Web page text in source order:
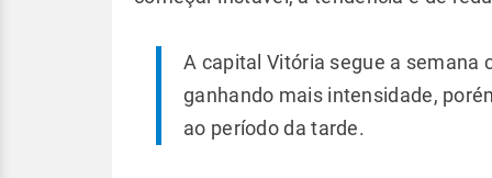
A capital Vitória segue a semana
ganhando mais intensidade,
ao período da tarde.